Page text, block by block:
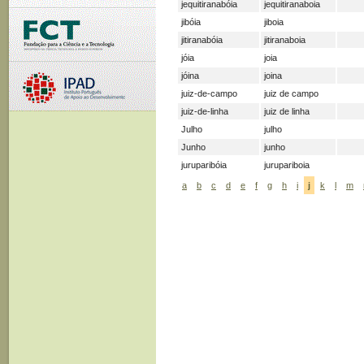
jequitiranabóia
jequitiranaboia
jibóia
jiboia
jitiranabóia
jitiranaboia
jóia
joia
jóina
joina
juiz-de-campo
juiz de campo
juiz-de-linha
juiz de linha
Julho
julho
Junho
junho
juruparibóia
jurupariboia
a b c d e f g h i j k l m